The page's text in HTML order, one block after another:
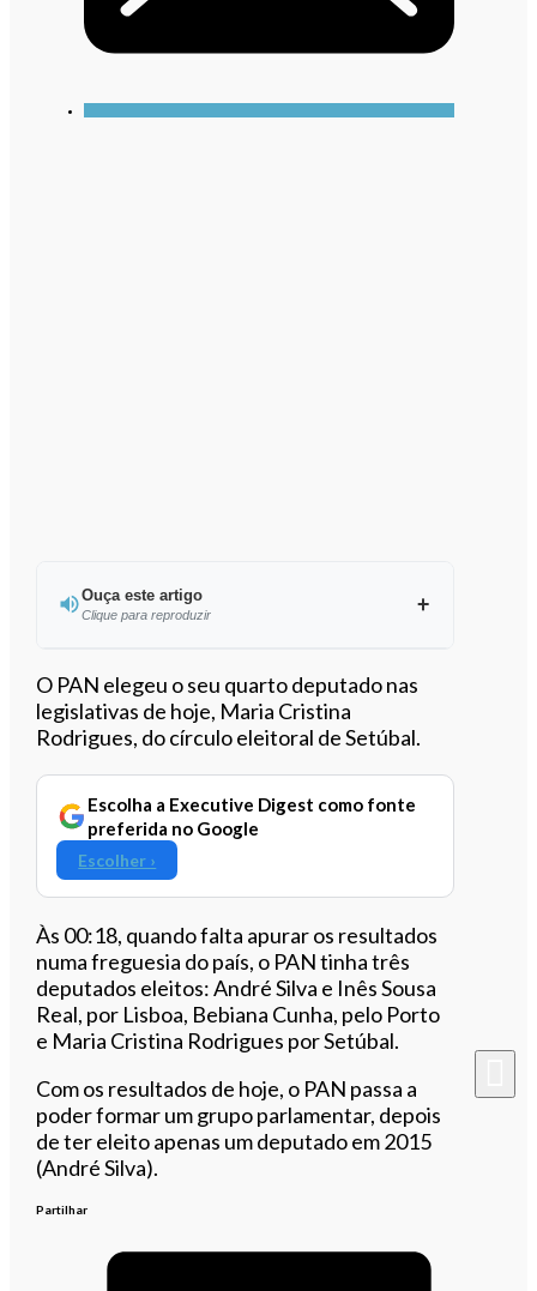
Ouça este artigo
Clique para reproduzir
Ouvir este artigo
O PAN elegeu o seu quarto deputado nas
legislativas de hoje, Maria Cristina
Rodrigues, do círculo eleitoral de Setúbal.
Escolha a Executive Digest como fonte
preferida no Google
Escolher ›
Às 00:18, quando falta apurar os resultados
numa freguesia do país, o PAN tinha três
deputados eleitos: André Silva e Inês Sousa
Real, por Lisboa, Bebiana Cunha, pelo Porto
e Maria Cristina Rodrigues por Setúbal.
Com os resultados de hoje, o PAN passa a
poder formar um grupo parlamentar, depois
de ter eleito apenas um deputado em 2015
(André Silva).
Partilhar